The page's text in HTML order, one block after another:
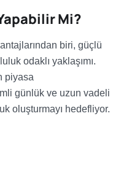
Mi?
biri, güçlü
odaklı yaklaşımı.
piyasa
günlük ve uzun vadeli
oluşturmayı hedefliyor.